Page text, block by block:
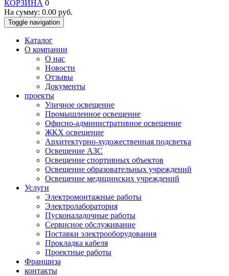
КОРЗИНА 0
На сумму: 0.00 руб.
Toggle navigation
Каталог
О компании
О нас
Новости
Отзывы
Документы
проекты
Уличное освещение
Промышленное освещение
Офисно-административное освещение
ЖКХ освещение
Архитектурно-художественная подсветка
Освещение АЗС
Освещение спортивных объектов
Освещение образовательных учреждений
Освещение медицинских учреждений
Услуги
Электромонтажные работы
Электролаборатория
Пусконаладочные работы
Сервисное обслуживание
Поставки электрооборудования
Прокладка кабеля
Проектные работы
Франшиза
контакты